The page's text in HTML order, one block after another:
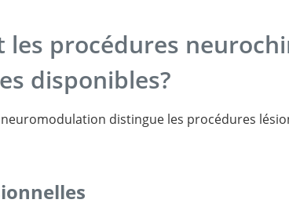
les procédures
disponibles?
distingue les procédures